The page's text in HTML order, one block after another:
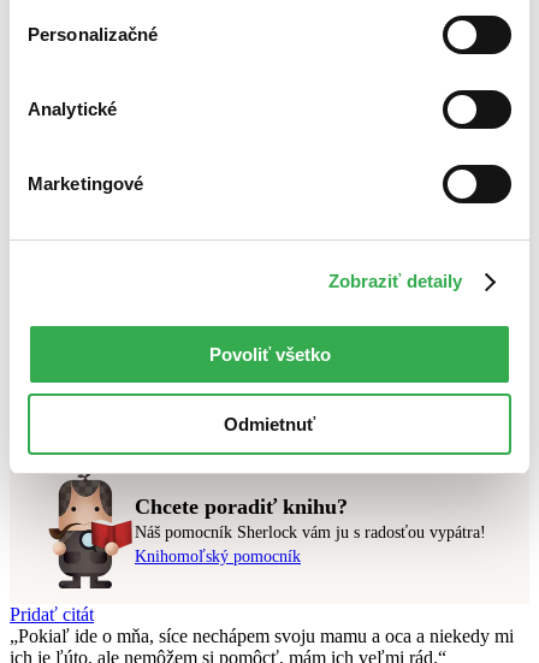
Personalizačné
Analytické
Marketingové
Zobraziť detaily
Povoliť všetko
Odmietnuť
Top hodnotené
Autor Steffen Hartmannčítané - mierne opotrebované
Nebol nájdený
Skúste prosím zmeniť vyhľadávaný výraz.
Chcete poradiť knihu?
Náš pomocník Sherlock vám ju s radosťou vypátra!
Knihomoľský pomocník
Pridať citát
Pokiaľ ide o mňa, síce nechápem svoju mamu a oca a niekedy mi
ich je ľúto, ale nemôžem si pomôcť, mám ich veľmi rád.